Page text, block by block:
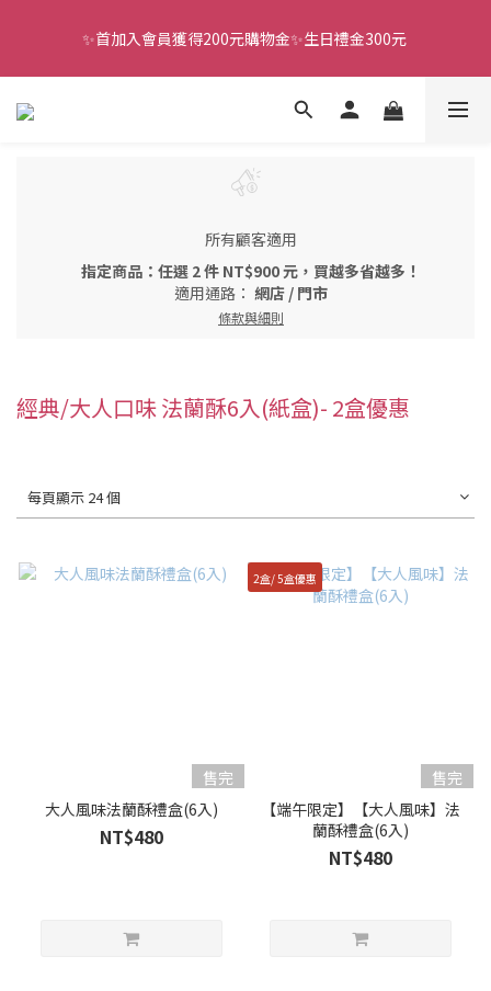
全館滿千免運
✨首加入會員獲得200元購物金✨生日禮金300元
所有顧客適用
指定商品：任選 2 件 NT$900 元，買越多省越多！
適用通路： 網店 / 門市
條款與細則
經典/大人口味 法蘭酥6入(紙盒)- 2盒優惠
每頁顯示 24 個
售完
大人風味法蘭酥禮盒(6入)
NT$480
2盒/ 5盒優惠
售完
【端午限定】【大人風味】法
蘭酥禮盒(6入)
NT$480